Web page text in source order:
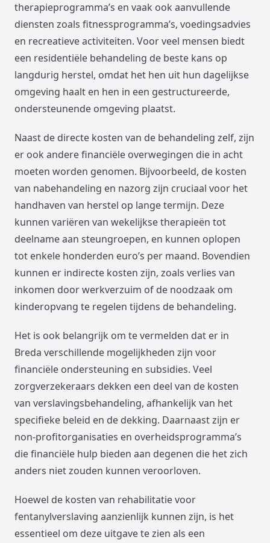
therapieprogramma’s en vaak ook aanvullende
diensten zoals fitnessprogramma’s, voedingsadvies
en recreatieve activiteiten. Voor veel mensen biedt
een residentiële behandeling de beste kans op
langdurig herstel, omdat het hen uit hun dagelijkse
omgeving haalt en hen in een gestructureerde,
ondersteunende omgeving plaatst.
Naast de directe kosten van de behandeling zelf, zijn
er ook andere financiële overwegingen die in acht
moeten worden genomen. Bijvoorbeeld, de kosten
van nabehandeling en nazorg zijn cruciaal voor het
handhaven van herstel op lange termijn. Deze
kunnen variëren van wekelijkse therapieën tot
deelname aan steungroepen, en kunnen oplopen
tot enkele honderden euro’s per maand. Bovendien
kunnen er indirecte kosten zijn, zoals verlies van
inkomen door werkverzuim of de noodzaak om
kinderopvang te regelen tijdens de behandeling.
Het is ook belangrijk om te vermelden dat er in
Breda verschillende mogelijkheden zijn voor
financiële ondersteuning en subsidies. Veel
zorgverzekeraars dekken een deel van de kosten
van verslavingsbehandeling, afhankelijk van het
specifieke beleid en de dekking. Daarnaast zijn er
non-profitorganisaties en overheidsprogramma’s
die financiële hulp bieden aan degenen die het zich
anders niet zouden kunnen veroorloven.
Hoewel de kosten van rehabilitatie voor
fentanylverslaving aanzienlijk kunnen zijn, is het
essentieel om deze uitgave te zien als een